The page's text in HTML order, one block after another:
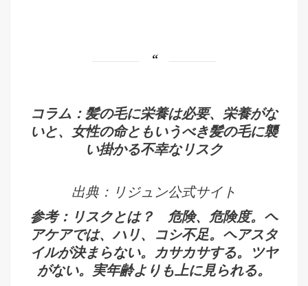
コラム：髪の毛に栄養は必要、栄養がな
いと、女性の命ともいうべき髪の毛に襲
い掛かる不幸なリスク
出典：リジュン公式サイト
参考：リスクとは？ 危険、危険度。ヘ
アケアでは、ハリ、コシ不足。ヘアスタ
イルが決まらない。カサカサする。ツヤ
がない。実年齢よりも上に見られる。